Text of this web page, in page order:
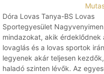
Dóra Lovas Tanya-BS Lovas
Sportegyesület
mindazokat, akik érdeklődnek
lovaglás és a lovas sportok
legyenek akár teljesen
haladó szinten lévők. Az